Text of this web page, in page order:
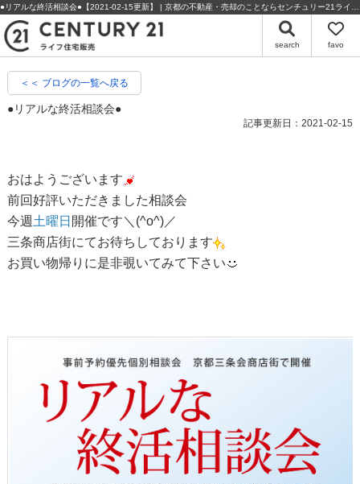
search favo
＜＜ ブログの一覧へ戻る
●リアルな終活相談会●
記事更新日：2021-02-15
おはようございます
前回好評いただきました相談会
今週 土曜日 開催です＼(^o^)／
三条商店街にてお待ちしております
お買い物帰りに是非覗いてみて下さい